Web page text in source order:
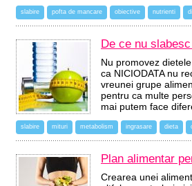
slabire pofta de mancare obiective nutrienti
De ce nu
Nu promovez
ca NICIODATA nu
vreunei grupe
pentru ca multe
mai putem face
slabire mituri metabolism ingrasare dieta
Plan alimentar
Crearea unei